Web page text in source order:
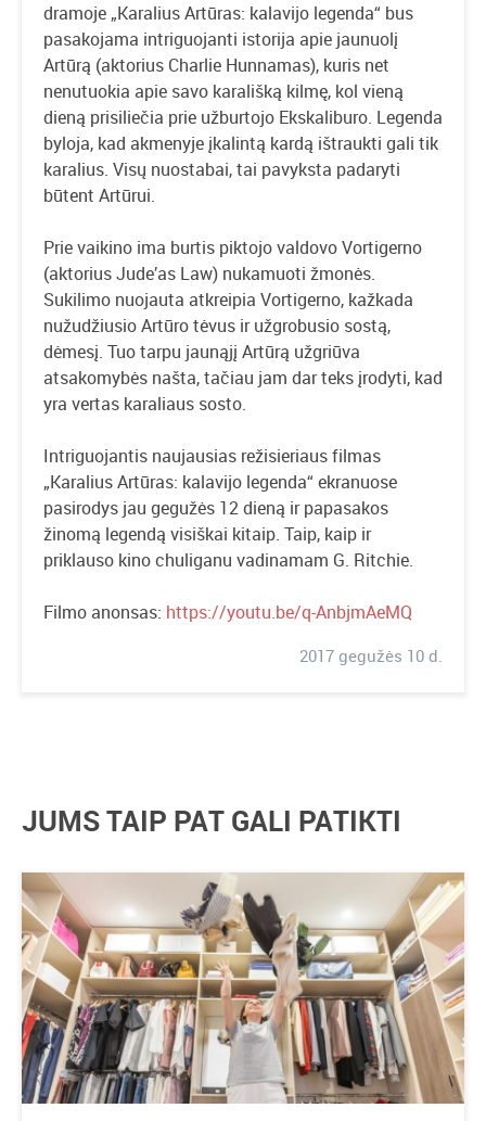
dramoje „Karalius Artūras: kalavijo legenda“ bus
pasakojama intriguojanti istorija apie jaunuolį
Artūrą (aktorius Charlie Hunnamas), kuris net
nenutuokia apie savo karališką kilmę, kol vieną
dieną prisiliečia prie užburtojo Ekskaliburo. Legenda
byloja, kad akmenyje įkalintą kardą ištraukti gali tik
karalius. Visų nuostabai, tai pavyksta padaryti
būtent Artūrui.
Prie vaikino ima burtis piktojo valdovo Vortigerno
(aktorius Jude’as Law) nukamuoti žmonės.
Sukilimo nuojauta atkreipia Vortigerno, kažkada
nužudžiusio Artūro tėvus ir užgrobusio sostą,
dėmesį. Tuo tarpu jaunąjį Artūrą užgriūva
atsakomybės našta, tačiau jam dar teks įrodyti, kad
yra vertas karaliaus sosto.
Intriguojantis naujausias režisieriaus filmas
„Karalius Artūras: kalavijo legenda“ ekranuose
pasirodys jau gegužės 12 dieną ir papasakos
žinomą legendą visiškai kitaip. Taip, kaip ir
priklauso kino chuliganu vadinamam G. Ritchie.
Filmo anonsas: https://youtu.be/q-AnbjmAeMQ
2017 gegužės 10 d.
JUMS TAIP PAT GALI PATIKTI